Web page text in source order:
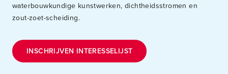
waterbouwkundige kunstwerken, dichtheidsstromen en
zout-zoet-scheiding.
INSCHRIJVEN INTERESSELIJST